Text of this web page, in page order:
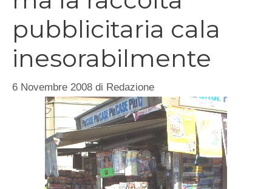
pubblicitaria cala
inesorabilmente
6 Novembre 2008 di Redazione